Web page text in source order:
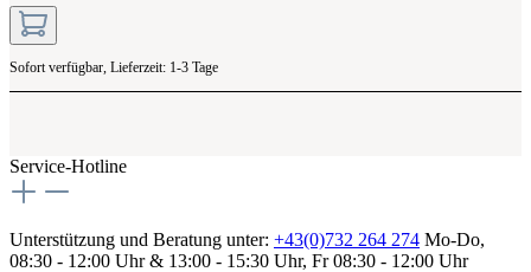
Sofort verfügbar, Lieferzeit: 1-3 Tage
Service-Hotline
Unterstützung und Beratung unter: +43(0)732 264 274 Mo-Do,
08:30 - 12:00 Uhr & 13:00 - 15:30 Uhr, Fr 08:30 - 12:00 Uhr